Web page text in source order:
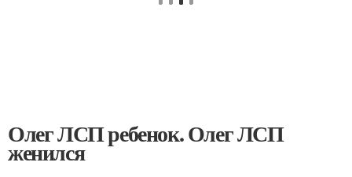
Олег ЛСП ребенок. Олег ЛСП
женился